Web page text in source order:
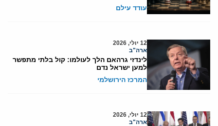
עודד עילם
12 יולי, 2026
ארה"ב
לינדזי גרהאם הלך לעולמו: קול בלתי מתפשר
למען ישראל נדם
המרכז הירושלמי
12 יולי, 2026
ארה"ב